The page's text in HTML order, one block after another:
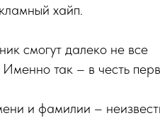
хайп.
смогут далеко не все
так – в честь
и фамилии –